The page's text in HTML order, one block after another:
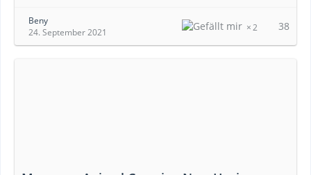
Beny
24. September 2021
2 38